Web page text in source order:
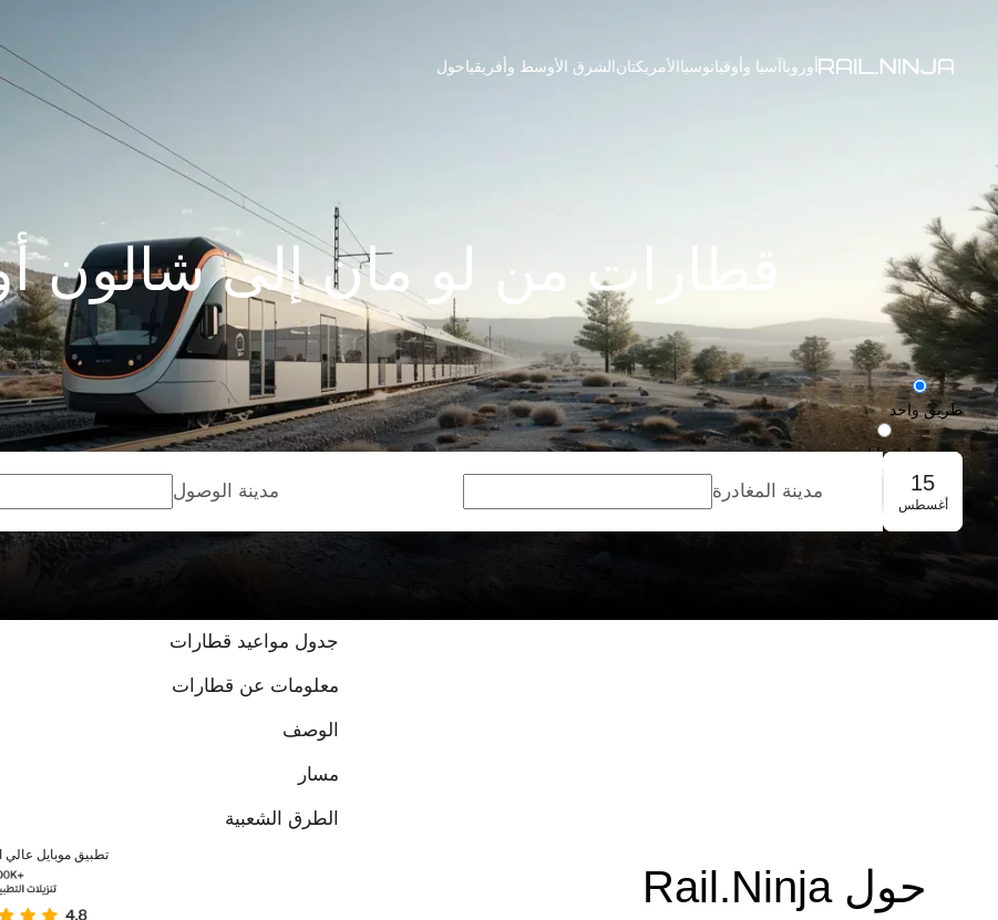
أوروبا آسيا وأوقيانوسيا الأمريكتان الشرق الأوسط وأفريقياحول
قطارات من لو مان إلى شالون
طريق واحد
رحلة ذهاب وإياب
الحجز الجماعي
15
أغسطس
مدينة المغادرة مدينة الوصول
جدول مواعيد قطارات
معلومات عن قطارات
الوصف
مسار
الطرق الشعبية
حول Rail.Ninja
تطبيق موبايل عالي